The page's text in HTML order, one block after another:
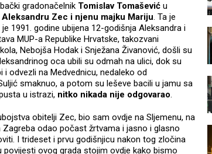
gradonačelnik Tomislav Tomašević u
Aleksandru Zec i njenu majku Mariju. Ta je
1991. godine ubijena 12-godišnja Aleksandra i
MUP-a Republike Hrvatske, takozvani
Nebojša Hodak i Snježana Živanović, došli su
oca ubili su odmah na ulici, dok su
i odvezli na Medvednicu, nedaleko od
smaknuo, a potom su leševe bacili u jamu sa
u istrazi, nitko nikada nije odgovarao.
obitelji Zec, bio sam ovdje na Sljemenu, na
odao počast žrtvama i jasno i glasno
I trideset i prvu godišnjicu nakon tog zločina
ovog grada stojim ovdje kako bismo